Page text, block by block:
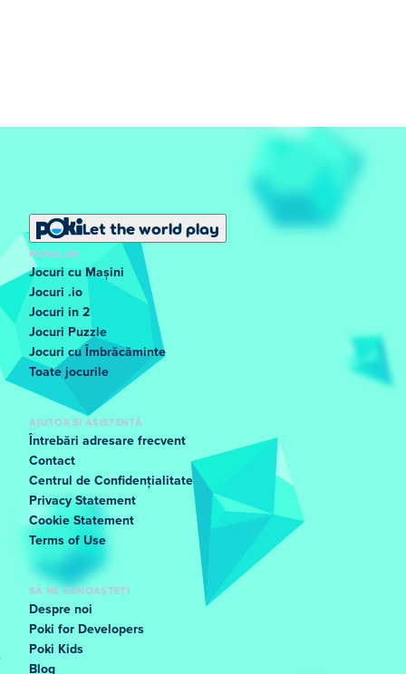
Let the world play
POPULAR
Jocuri cu Mașini
Jocuri .io
Jocuri in 2
Jocuri Puzzle
Jocuri cu Îmbrăcăminte
Toate jocurile
AJUTOR ȘI ASISTENȚĂ
Întrebări adresare frecvent
Contact
Centrul de Confidențialitate
Privacy Statement
Cookie Statement
Terms of Use
SĂ NE CUNOAȘTEȚI
Despre noi
Poki for Developers
Poki Kids
Blog